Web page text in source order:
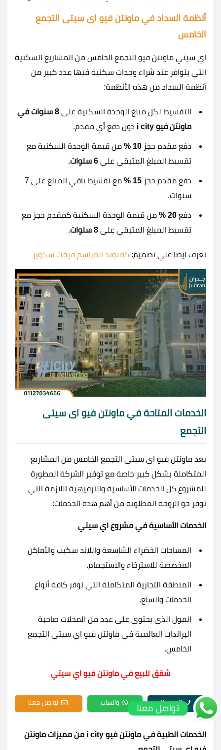
أنظمة السداد في ماونتن فيو اى سيتى التجمع
الخامس
اي سيتي ماونتن فيو التجمع الخامس من المشاريع السكنية
التي يتوافر عند شراء وحدات سكنية فيها عدد كبير من
أنظمة السداد من هذه الأنظمة:
التقسيط لكل مبلغ الوحدة السكنية على
8 سنوات في
ماونتن فيو i city
دون دفع أي مقدم.
دفع مقدم حجز 10 %
من قيمة الوحدة السكنية مع
تقسيط المبلغ المتبقي على 6 سنوات.
دفع مقدم حجز 15 %
مع تقسيط باقي المبلغ على 7
سنوات.
دفع 20 %
من قيمة الوحدة السكنية كمقدم حجز مع
تقسيط المبلغ المتبقي على 8 سنوات .
تعرف ايضا علي تصميم: كمبوند المراسم فيفث سكوير
الخدمات المتاحة في ماونتن فيو اى سيتى
التجمع
يعد ماونتن فيو اى سيتى التجمع الخامس من المشاريع
المتكاملة بشكل كبير خاصة مع توفير الشركة المطورة
للمشروع كل الخدمات الأساسية والترفيهية اللازمة التي
توفر جو الروحة المطلوبة من أهم هذه الخدمات:
الخدمات الأساسية في مشروع اي سيتي
المساحات الخضراء الشاسعة واللاند سكيب والأماكن
المخصصة للاسترخاء والاستجمام.
المنطقة التجارية المتكاملة التي توفر كافة أنواع
الخدمات والسلع.
المول الذي يحتوي على عدد من المحلات صاحبة
البراندات العالمية في ماونتن فيو اي سيتي التجمع
الخامس.
شقق للبيع في ماونتن فيو اي سيتي
اتصل بنا واتساب تواصل معنا
الخدمات الطبية في ماونتن فيو i city من مميزات ماونتن
تواصل معنا